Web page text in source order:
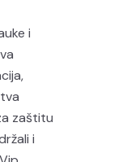
i
zaštitu
i